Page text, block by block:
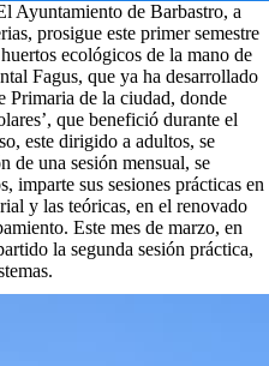
Ayuntamiento de Barbastro, a
prosigue este primer semestre
ecológicos de la mano de
Fagus, que ya ha desarrollado
Primaria de la ciudad, donde
que benefició durante el
este dirigido a adultos, se
de una sesión mensual, se
imparte sus sesiones prácticas en
y las teóricas, en el renovado
Este mes de marzo, en
la segunda sesión práctica,